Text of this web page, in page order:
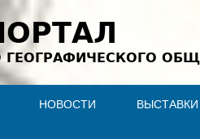
to navigation
ГЕОГРАФИЧЕСКОГО
НОВОСТИ ВЫСТАВКИ